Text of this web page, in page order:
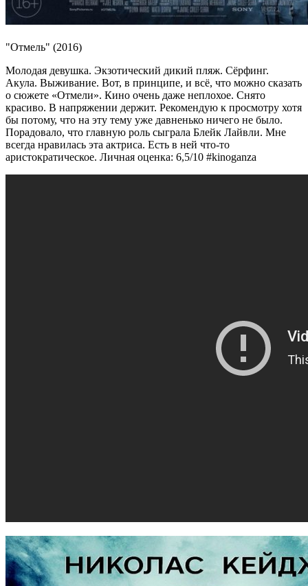
"Отмель" (2016)
Молодая девушка. Экзотический дикий пляж. Сёрфинг.
Акула. Выживание. Вот, в принципе, и всё, что можно сказать
о сюжете «Отмели». Кино очень даже неплохое. Снято
красиво. В напряжении держит. Рекомендую к просмотру хотя
бы потому, что на эту тему уже давненько ничего не было.
Порадовало, что главную роль сыграла Блейк Лайвли. Мне
всегда нравилась эта актриса. Есть в ней что-то
аристократическое. Личная оценка: 6,5/10 #kinoganza